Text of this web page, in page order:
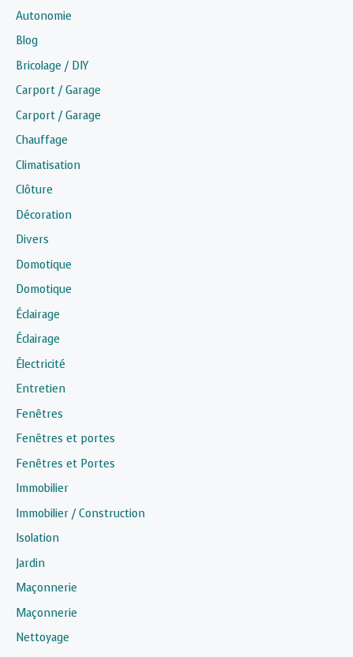
Autonomie
Blog
Bricolage / DIY
Carport / Garage
Carport / Garage
Chauffage
Climatisation
Clôture
Décoration
Divers
Domotique
Domotique
Éclairage
Éclairage
Électricité
Entretien
Fenêtres
Fenêtres et portes
Fenêtres et Portes
Immobilier
Immobilier / Construction
Isolation
Jardin
Maçonnerie
Maçonnerie
Nettoyage